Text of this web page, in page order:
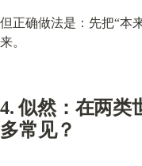
但正确做法是：先把“本
来。
4. 似然：在两类
多常见？